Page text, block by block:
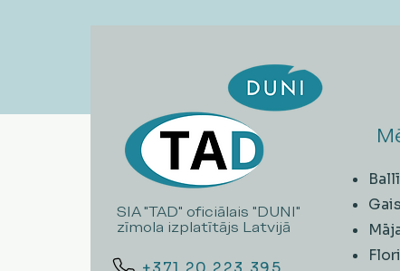
SIA "TAD" oficiālais "DUNI"
zīmola izplatītājs Latvijā